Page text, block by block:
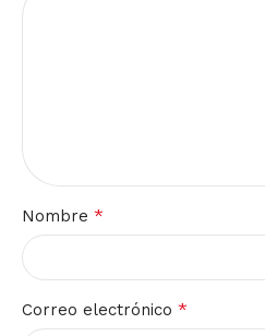
Nombre *
Correo electrónico *